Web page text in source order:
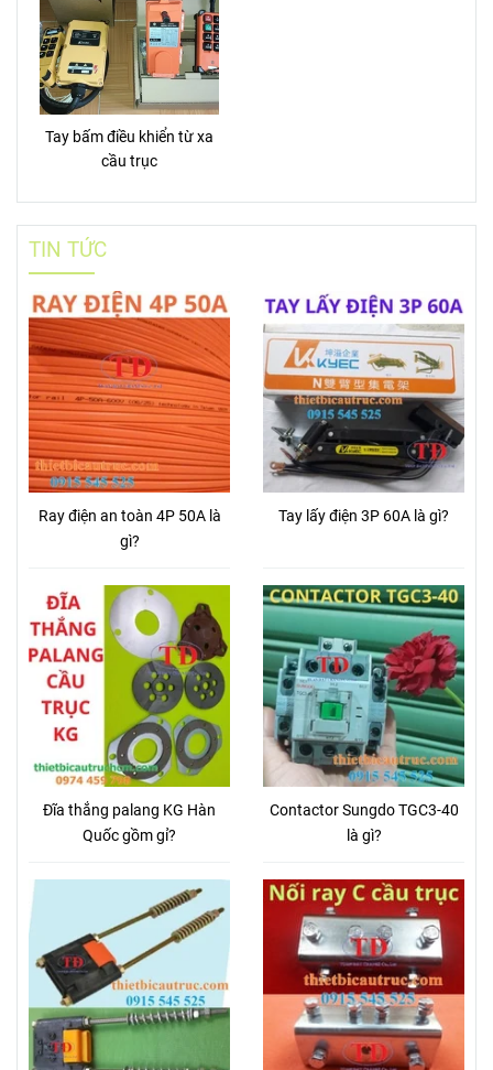
Tay bấm điều khiển từ xa
cầu trục
TIN TỨC
Ray điện an toàn 4P 50A là
gì?
Tay lấy điện 3P 60A là gì?
Đĩa thắng palang KG Hàn
Quốc gồm gỉ?
Contactor Sungdo TGC3-40
là gì?